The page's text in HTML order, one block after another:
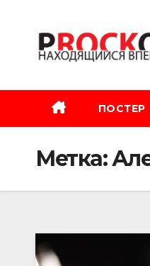
содержимому
ПОСТЕР
Метка: